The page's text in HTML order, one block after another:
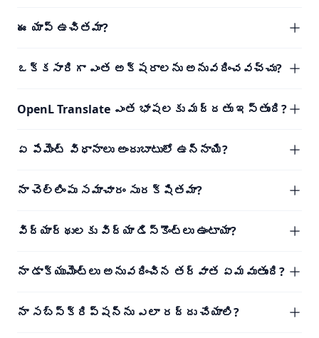
ఈ యాప్ ఉచితమా?
ఒక్కసారిగా ఎంత అక్షరాలను అనువదించవచ్చు?
OpenL Translate ఎంత భాషలకు మద్దతు ఇస్తుంది?
ఏ పేమెంట్ విధానాలు అందుబాటులో ఉన్నాయి?
నా చెల్లింపు సమాచారం సురక్షితమా?
విద్యార్థులకు విద్యా డిస్కౌంట్లు ఉంటాయా?
నా డాక్యుమెంట్లు అనువదించిన తర్వాత ఏమవుతుంది?
నా సబ్‌స్క్రిప్షన్‌ను ఎలా రద్దు చేయాలి?